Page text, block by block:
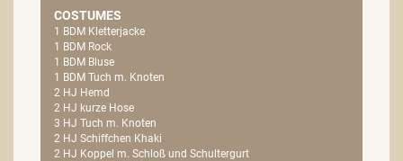
COSTUMES
1 BDM Kletterjacke
1 BDM Rock
1 BDM Bluse
1 BDM Tuch m. Knoten
2 HJ Hemd
2 HJ kurze Hose
3 HJ Tuch m. Knoten
2 HJ Schiffchen Khaki
2 HJ Koppel m. Schloß und Schultergurt